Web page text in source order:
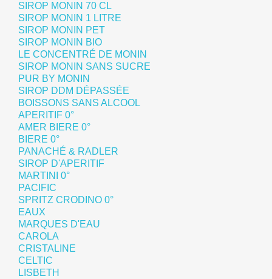
SIROP MONIN 70 CL
SIROP MONIN 1 LITRE
SIROP MONIN PET
SIROP MONIN BIO
LE CONCENTRÉ DE MONIN
SIROP MONIN SANS SUCRE
PUR BY MONIN
SIROP DDM DÉPASSÉE
BOISSONS SANS ALCOOL
APERITIF 0°
AMER BIERE 0°
BIERE 0°
PANACHÉ & RADLER
SIROP D'APERITIF
MARTINI 0°
PACIFIC
SPRITZ CRODINO 0°
EAUX
MARQUES D'EAU
CAROLA
CRISTALINE
CELTIC
LISBETH